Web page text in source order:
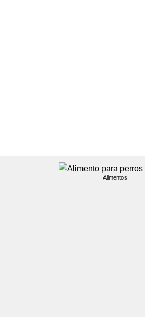
OFERTAS10 PRODUCTOS
Alimentos